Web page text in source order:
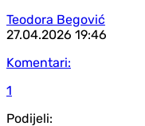
Teodora Begović
27.04.2026 19:46
Komentari:
1
Podijeli: